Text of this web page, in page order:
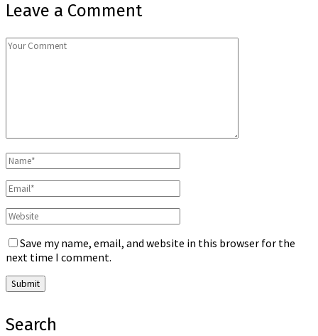
Leave a Comment
Save my name, email, and website in this browser for the
next time I comment.
Search